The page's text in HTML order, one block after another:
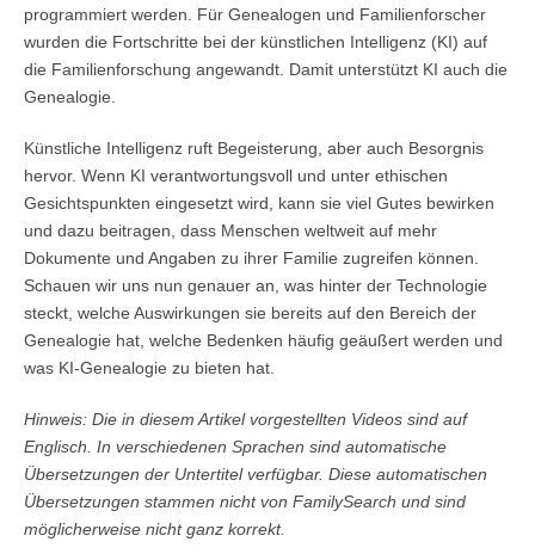
programmiert werden. Für Genealogen und Familienforscher
wurden die Fortschritte bei der künstlichen Intelligenz (KI) auf
die Familienforschung angewandt. Damit unterstützt KI auch die
Genealogie.
Künstliche Intelligenz ruft Begeisterung, aber auch Besorgnis
hervor. Wenn KI verantwortungsvoll und unter ethischen
Gesichtspunkten eingesetzt wird, kann sie viel Gutes bewirken
und dazu beitragen, dass Menschen weltweit auf mehr
Dokumente und Angaben zu ihrer Familie zugreifen können.
Schauen wir uns nun genauer an, was hinter der Technologie
steckt, welche Auswirkungen sie bereits auf den Bereich der
Genealogie hat, welche Bedenken häufig geäußert werden und
was KI-Genealogie zu bieten hat.
Hinweis: Die in diesem Artikel vorgestellten Videos sind auf
Englisch. In verschiedenen Sprachen sind automatische
Übersetzungen der Untertitel verfügbar. Diese automatischen
Übersetzungen stammen nicht von FamilySearch und sind
möglicherweise nicht ganz korrekt.